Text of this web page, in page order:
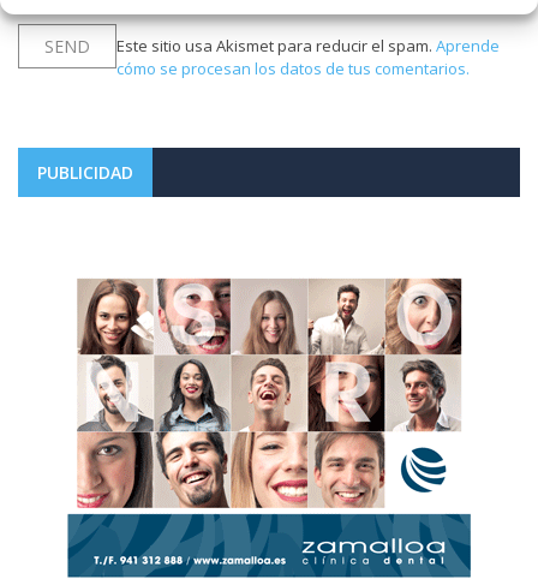
Este sitio usa Akismet para reducir el spam. Aprende
cómo se procesan los datos de tus comentarios.
PUBLICIDAD